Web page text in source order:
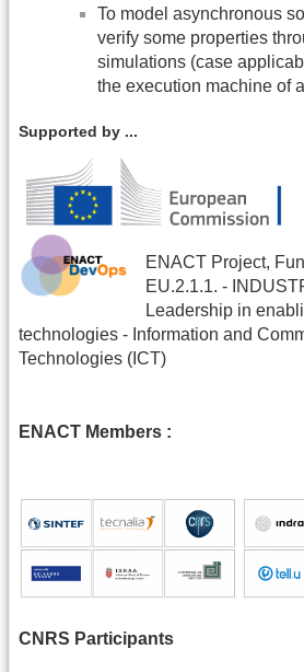
To model asynchronous
verify some properties
simulations (case
the execution machine of
Supported by ...
ENACT Project,
EU.2.1.1. -
Leadership in
technologies - Information and
Technologies (ICT)
ENACT Members :
CNRS Participants